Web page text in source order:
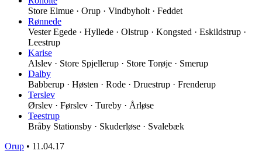
Store Elmue · Orup · Vindbyholt · Feddet
Rønnede
Vester Egede · Hyllede · Olstrup · Kongsted · Eskildstrup ·
Leestrup
Karise
Alslev · Store Spjellerup · Store Torøje · Smerup
Dalby
Babberup · Høsten · Rode · Druestrup · Frenderup
Terslev
Ørslev · Førslev · Tureby · Årløse
Teestrup
Bråby Stationsby · Skuderløse · Svalebæk
Orup • 11.04.17